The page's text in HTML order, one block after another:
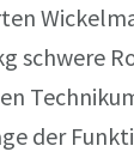
schwere
der